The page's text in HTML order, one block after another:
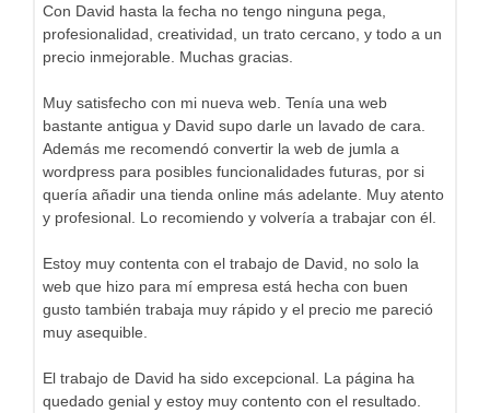
Con David hasta la fecha no tengo ninguna pega,
profesionalidad, creatividad, un trato cercano, y todo a un
precio inmejorable. Muchas gracias.
Muy satisfecho con mi nueva web. Tenía una web
bastante antigua y David supo darle un lavado de cara.
Además me recomendó convertir la web de jumla a
wordpress para posibles funcionalidades futuras, por si
quería añadir una tienda online más adelante. Muy atento
y profesional. Lo recomiendo y volvería a trabajar con él.
Estoy muy contenta con el trabajo de David, no solo la
web que hizo para mí empresa está hecha con buen
gusto también trabaja muy rápido y el precio me pareció
muy asequible.
El trabajo de David ha sido excepcional. La página ha
quedado genial y estoy muy contento con el resultado.